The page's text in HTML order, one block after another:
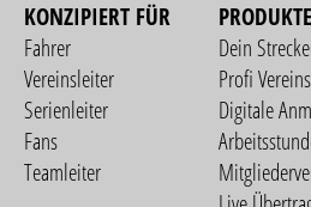
KONZIPIERT FÜR
Fahrer
Vereinsleiter
Serienleiter
Fans
Teamleiter
PRODUKTE
Dein
Profi
Digitale